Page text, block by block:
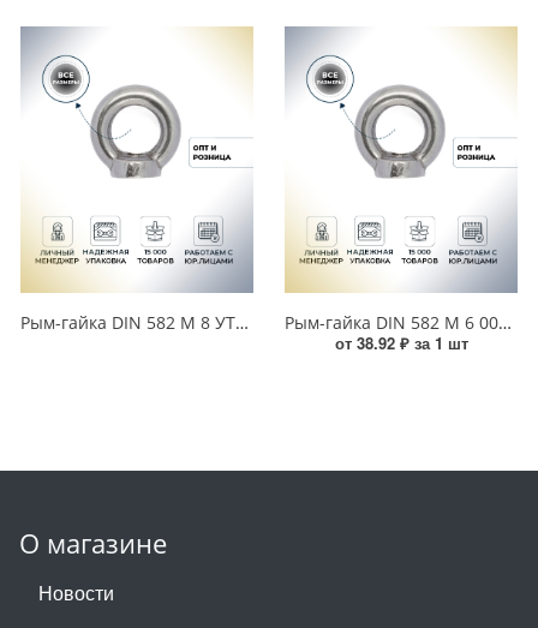
Рым-гайка DIN 582 М 8 УТ000016914
Рым-гайка DIN 582 М 6 00000004987
от 38.92 ₽ за 1 шт
О магазине
Новости